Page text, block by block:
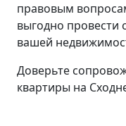
правовым
выгодно провести
вашей
Доверьте
квартиры на